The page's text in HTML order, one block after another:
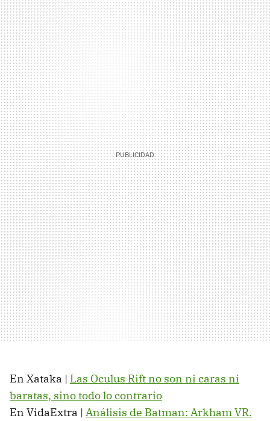
En Xataka | Las Oculus Rift no son ni caras ni
baratas, sino todo lo contrario
En VidaExtra | Análisis de Batman: Arkham VR.